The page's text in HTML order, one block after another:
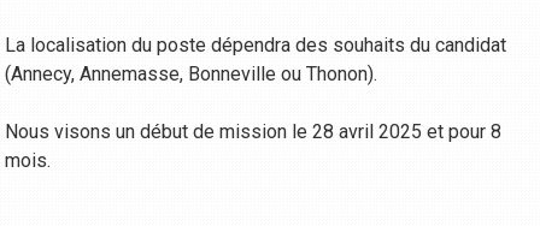
La localisation du poste dépendra des souhaits du candidat
(Annecy, Annemasse, Bonneville ou Thonon).
Nous visons un début de mission le 28 avril 2025 et pour 8
mois.